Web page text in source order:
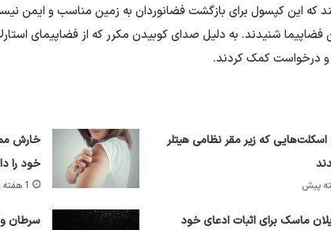
که این کپسول برای بازگشت فضانوردان به زمین مناسب و ایمن
شنیدند. به دلیل صدای کوبیدن مکرر که از فضاپیمای
و درخواست کمک کردند.
که زیر مقر نظامی هیتلر
خارش
خود را
1 هفته پیش
ماسک برای اثبات ادعای خود
سرطان